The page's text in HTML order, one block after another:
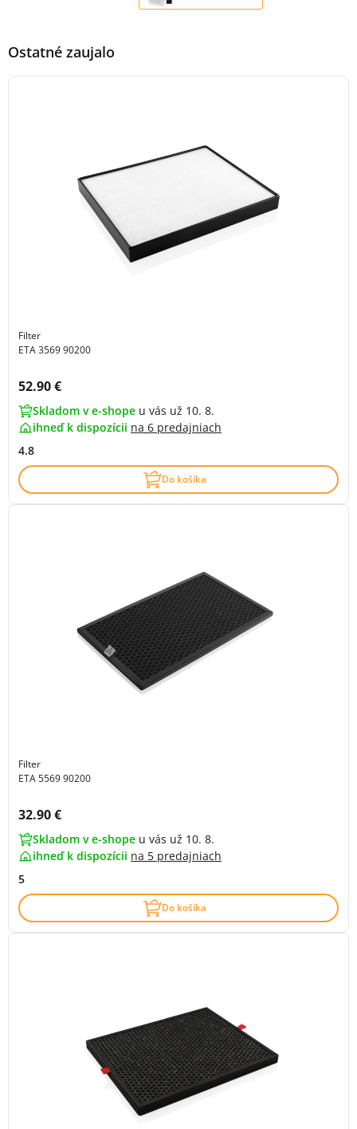
Ostatné zaujalo
Filter
ETA 3569 90200
Cena s DPH:
52.90 €
Skladom v e-shope u vás už 10. 8.
ihneď k dispozícii na 6 predajniach
4.8
Do košíka
Filter
ETA 5569 90200
Cena s DPH:
32.90 €
Skladom v e-shope u vás už 10. 8.
ihneď k dispozícii na 5 predajniach
5
Do košíka